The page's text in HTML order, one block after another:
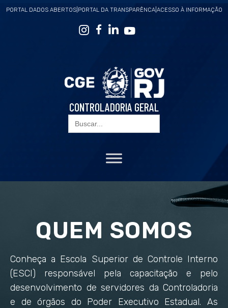
PORTAL DADOS ABERTOS| PORTAL DA TRANSPARÊNCA| ACESSO À INFORMAÇÃO
CONTROLADORIA GERAL
Search
for:
QUEM SOMOS
Conheça a Escola Superior de Controle Interno
(ESCI) responsável pela capacitação e pelo
desenvolvimento de servidores da Controladoria
e de órgãos do Poder Executivo Estadual. As